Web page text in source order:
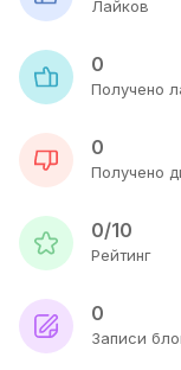
Лайков
0
Получено
0
Получено
0/10
Рейтинг
0
Записи